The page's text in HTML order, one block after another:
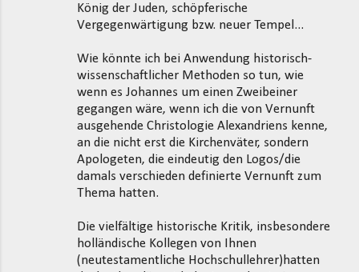
König der Juden, schöpferische
Vergegenwärtigung bzw. neuer Tempel...
Wie könnte ich bei Anwendung historisch-
wissenschaftlicher Methoden so tun, wie
wenn es Johannes um einen Zweibeiner
gegangen wäre, wenn ich die von Vernunft
ausgehende Christologie Alexandriens kenne,
an die nicht erst die Kirchenväter, sondern
Apologeten, die eindeutig den Logos/die
damals verschieden definierte Vernunft zum
Thema hatten.
Die vielfältige historische Kritik, insbesondere
holländische Kollegen von Ihnen
(neutestamentliche Hochschullehrer)hatten